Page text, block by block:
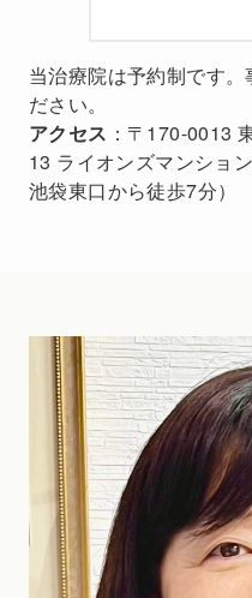
当治療院は予約制です。
ださい。
アクセス ：〒170-0013
13 ライオンズマンショ
池袋東口から徒歩7分）